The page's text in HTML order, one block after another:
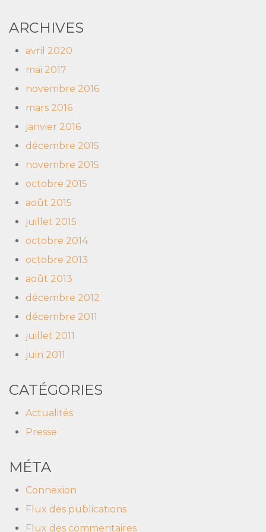
ARCHIVES
avril 2020
mai 2017
novembre 2016
mars 2016
janvier 2016
décembre 2015
novembre 2015
octobre 2015
août 2015
juillet 2015
octobre 2014
octobre 2013
août 2013
décembre 2012
décembre 2011
juillet 2011
juin 2011
CATÉGORIES
Actualités
Presse
MÉTA
Connexion
Flux des publications
Flux des commentaires